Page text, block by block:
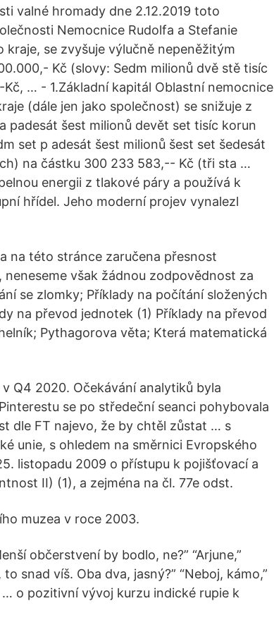
valné hromady dne 2.12.2019 toto
Nemocnice Rudolfa a Stefanie
kraje, se zvyšuje výlučně nepeněžitým
Kč (slovy: Sedm milionů dvě stě tisíc
… - 1.Základní kapitál Oblastní nemocnice
(dále jen jako společnost) se snižuje z
padesát šest milionů devět set tisíc korun
set p adesát šest milionů šest set šedesát
na částku 300 233 583,-- Kč (tři sta …
energii z tlakové páry a používá k
hřídel. Jeho moderní projev vynalezl
na této stránce zaručena přesnost
však žádnou zodpovědnost za
se zlomky; Příklady na počítání složených
na převod jednotek (1) Příklady na převod
Pythagorova věta; Která matematická
Q4 2020. Očekávání analytiků byla
se po středeční seanci pohybovala
dle FT najevo, že by chtěl zůstat … s
unie, s ohledem na směrnici Evropského
listopadu 2009 o přístupu k pojišťovací a
II) (1), a zejména na čl. 77e odst.
muzea v roce 2003.
občerstvení by bodlo, ne?” “Arjune,”
snad víš. Oba dva, jasný?” “Neboj, kámo,”
… o pozitivní vývoj kurzu indické rupie k